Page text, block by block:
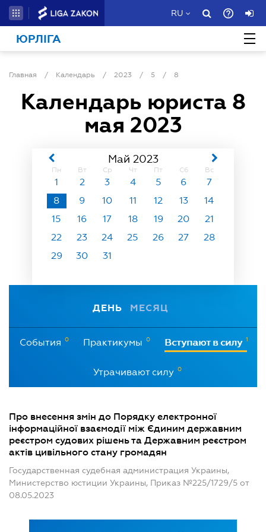
RU
ЮРЛІГА
Главная / Календарь / 2023 / 5 / 8
Календарь юриста 8
мая 2023
Май 2023
Пн Вт Ср Чт Пт Сб Вс
1 2 3 4 5 6
7
8
9 10 11 12 13
14
15
16 17 18 19 20
21
22
23 24 25 26 27
28
29
30 31
ДЕНЬ МЕСЯЦ
События 0 Практикумы 0 Вступают в силу 1
Утрачивают силу 0
Про внесення змін до Порядку електронної
інформаційної взаємодії між Єдиним державним
реєстром судових рішень та Державним реєстром
актів цивільного стану громадян
Государственная судебная администрация Украины,
Министерство юстиции Украины, Приказ №225/1729/5 от
08.05.2023